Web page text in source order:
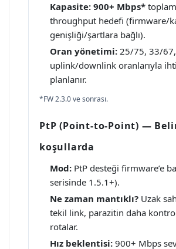
Kapasite: 900+ Mbps* toplam
throughput hedefi (firmware/
genişliği/şartlara bağlı).
Oran yönetimi: 25/75, 33/
uplink/downlink oranlarıyla
planlanır.
*FW 2.3.0 ve sonrası.
PtP (Point-to-Point) —
koşullarda
Mod: PtP desteği firmware’e
serisinde 1.5.1+).
Ne zaman mantıklı? Uzak
tekil link, parazitin daha
rotalar.
Hız beklentisi: 900+ Mbps